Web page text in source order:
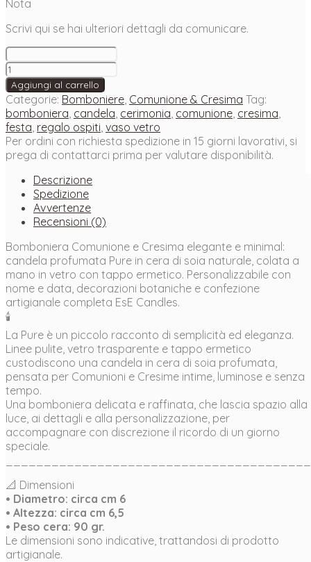
Nota
Scrivi qui se hai ulteriori dettagli da comunicare.
Candela
Comunione
e
Cresima
Pure
–
Bomboniera
in
cera
soia
quantità
Aggiungi al carrello
Categorie: Bomboniere Comunione & Cresima Tag:
bomboniera candela cerimonia comunione cresima
festa regalo ospiti vaso vetro
Per ordini con richiesta spedizione in 15 giorni lavorativi, si
prega di contattarci prima per valutare disponibilità.
Descrizione
Spedizione
Avvertenze
Recensioni (0)
Bomboniera Comunione e Cresima elegante e minimal:
candela profumata Pure in cera di soia naturale, colata a
mano in vetro con tappo ermetico. Personalizzabile con
nome e data, decorazioni botaniche e confezione
artigianale completa EsE Candles.
🕯️
La Pure è un piccolo racconto di semplicità ed eleganza.
Linee pulite, vetro trasparente e tappo ermetico
custodiscono una candela in cera di soia profumata,
pensata per Comunioni e Cresime intime, luminose e senza
tempo.
Una bomboniera delicata e raffinata, che lascia spazio alla
luce, ai dettagli e alla personalizzazione, per
accompagnare con discrezione il ricordo di un giorno
speciale.
📐 Dimensioni
• Diametro: circa cm 6
• Altezza: circa cm 6,5
• Peso cera: 90 gr.
Le dimensioni sono indicative, trattandosi di prodotto
artigianale.